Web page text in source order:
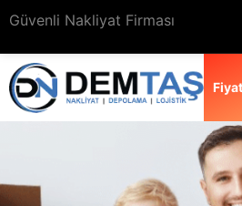
Güvenli Nakliyat Firması